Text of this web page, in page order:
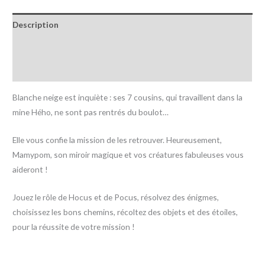
Description
Blanche neige est inquiète : ses 7 cousins, qui travaillent dans la
mine Hého, ne sont pas rentrés du boulot…
Elle vous confie la mission de les retrouver. Heureusement,
Mamypom, son miroir magique et vos créatures fabuleuses vous
aideront !
Jouez le rôle de Hocus et de Pocus, résolvez des énigmes,
choisissez les bons chemins, récoltez des objets et des étoiles,
pour la réussite de votre mission !